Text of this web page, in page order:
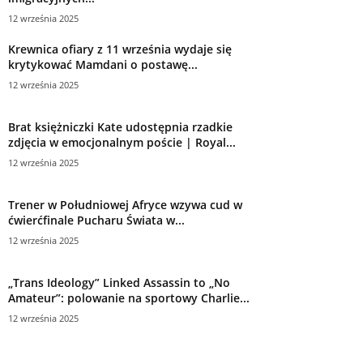
12 września 2025
Krewnica ofiary z 11 września wydaje się
krytykować Mamdani o postawę...
12 września 2025
Brat księżniczki Kate udostępnia rzadkie
zdjęcia w emocjonalnym poście | Royal...
12 września 2025
Trener w Południowej Afryce wzywa cud w
ćwierćfinale Pucharu Świata w...
12 września 2025
„Trans Ideology” Linked Assassin to „No
Amateur”: polowanie na sportowy Charlie...
12 września 2025